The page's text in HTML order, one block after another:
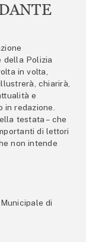
della Polizia
in volta,
chiarirà,
e
in redazione.
testata – che
di lettori
non intende
di